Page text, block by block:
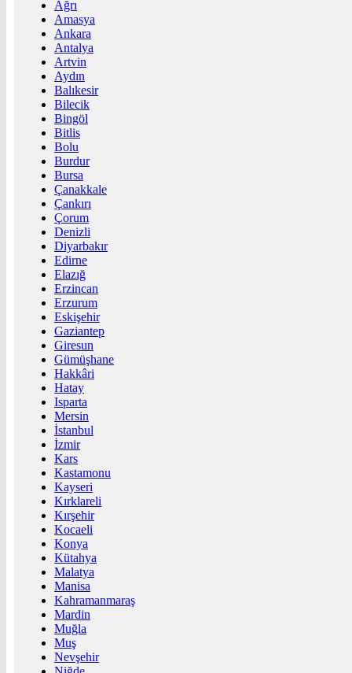
Ağrı
Amasya
Ankara
Antalya
Artvin
Aydın
Balıkesir
Bilecik
Bingöl
Bitlis
Bolu
Burdur
Bursa
Çanakkale
Çankırı
Çorum
Denizli
Diyarbakır
Edirne
Elazığ
Erzincan
Erzurum
Eskişehir
Gaziantep
Giresun
Gümüşhane
Hakkâri
Hatay
Isparta
Mersin
İstanbul
İzmir
Kars
Kastamonu
Kayseri
Kırklareli
Kırşehir
Kocaeli
Konya
Kütahya
Malatya
Manisa
Kahramanmaraş
Mardin
Muğla
Muş
Nevşehir